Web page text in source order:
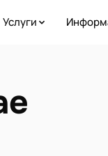
Услуги